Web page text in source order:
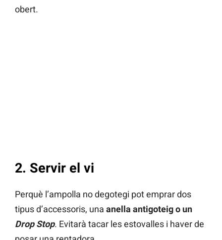
obert.
2. Servir el vi
Perquè l’ampolla no degotegi pot emprar dos
tipus d’accessoris, una anella antigoteig o un
Drop Stop. Evitarà tacar les estovalles i haver de